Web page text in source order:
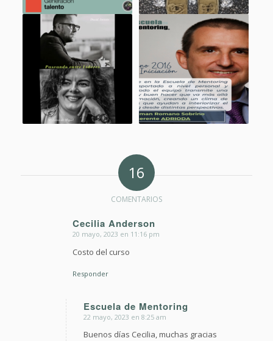
16
COMENTARIOS
Cecilia Anderson
Dice:
20 mayo, 2023 en 11:16 pm
Costo del curso
Responder
Escuela de Mentoring
Dice:
22 mayo, 2023 en 8:25 am
Buenos días Cecilia, muchas gracias